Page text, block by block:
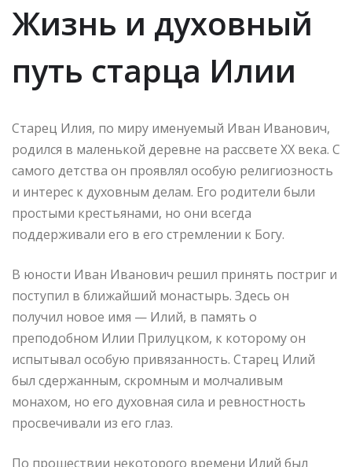
Жизнь и духовный
путь старца Илии
Старец Илия, по миру именуемый Иван Иванович,
родился в маленькой деревне на рассвете XX века. С
самого детства он проявлял особую религиозность
и интерес к духовным делам. Его родители были
простыми крестьянами, но они всегда
поддерживали его в его стремлении к Богу.
В юности Иван Иванович решил принять постриг и
поступил в ближайший монастырь. Здесь он
получил новое имя — Илий, в память о
преподобном Илии Прилуцком, к которому он
испытывал особую привязанность. Старец Илий
был сдержанным, скромным и молчаливым
монахом, но его духовная сила и ревностность
просвечивали из его глаз.
По прошествии некоторого времени Илий был